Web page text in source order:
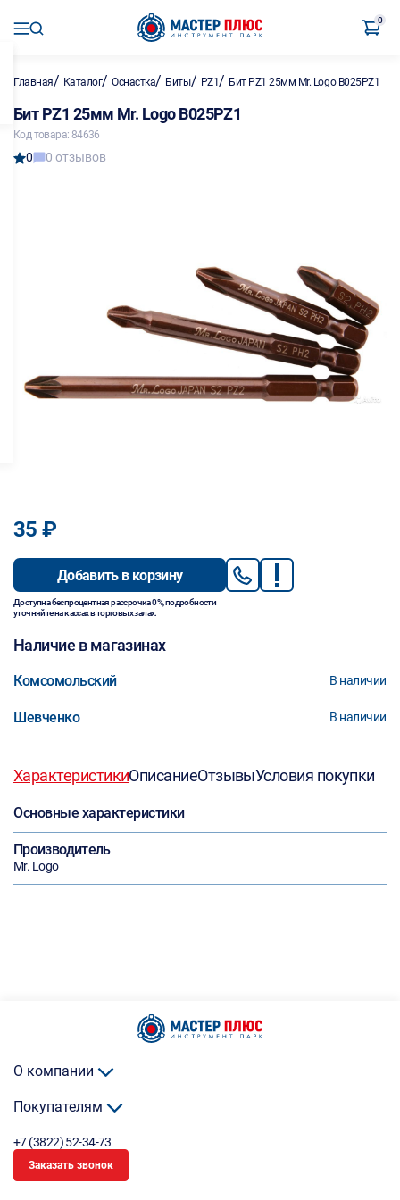
0
Главная/ Каталог/Оснастка/ Биты/ PZ1/ Бит PZ1 25мм Mr. Logo B025PZ1
Бит PZ1 25мм Mr. Logo B025PZ1
Код товара: 84636
0 0 отзывов
35 ₽
Добавить в корзину
Доступна беспроцентная рассрочка 0%, подробности
уточняйте на кассах в торговых залах.
Наличие в магазинах
Комсомольский В наличии
Шевченко В наличии
ХарактеристикиОписаниеОтзывыУсловия покупки
Основные характеристики
Производитель
Mr. Logo
О компании
Покупателям
+7 (3822) 52-34-73
Заказать звонок